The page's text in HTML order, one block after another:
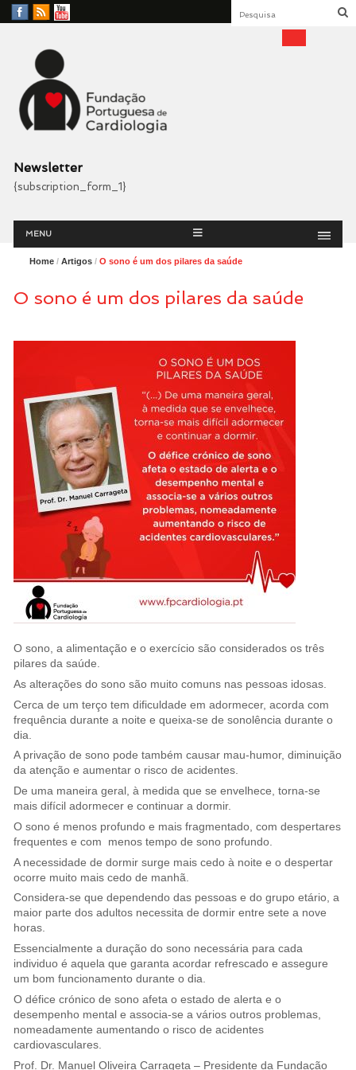
Facebook
RSS
YouTube
Fundação Portuguesa
Cardiologia
Newsletter
{subscription_form_1}
Menu
MENU
Home/ Artigos/ O sono é um dos pilares da saúde
O sono é um dos pilares da saúde
O sono, a alimentação e o exercício são considerados os três
pilares da saúde.
As alterações do sono são muito comuns nas pessoas idosas.
Cerca de um terço tem dificuldade em adormecer, acorda com
frequência durante a noite e queixa-se de sonolência durante o
dia.
A privação de sono pode também causar mau-humor, diminuição
da atenção e aumentar o risco de acidentes.
De uma maneira geral, à medida que se envelhece, torna-se
mais difícil adormecer e continuar a dormir.
O sono é menos profundo e mais fragmentado, com despertares
frequentes e com menos tempo de sono profundo.
A necessidade de dormir surge mais cedo à noite e o despertar
ocorre muito mais cedo de manhã.
Considera-se que dependendo das pessoas e do grupo etário, a
maior parte dos adultos necessita de dormir entre sete a nove
horas.
Essencialmente a duração do sono necessária para cada
individuo é aquela que garanta acordar refrescado e assegure
um bom funcionamento durante o dia.
O défice crónico de sono afeta o estado de alerta e o
desempenho mental e associa-se a vários outros problemas,
nomeadamente aumentando o risco de acidentes
cardiovasculares.
Prof. Dr. Manuel Oliveira Carrageta – Presidente da Fundação